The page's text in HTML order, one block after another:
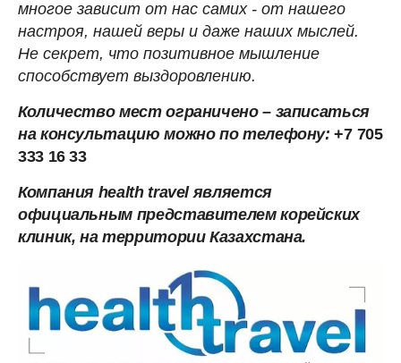
многое зависит от нас самих - от нашего
настроя, нашей веры и даже наших мыслей.
Не секрет, что позитивное мышление
способствует выздоровлению.
Количество мест ограничено – записаться
на консультацию можно по телефону:+7 705
333 16 33
Компания health travel является
официальным представителем корейских
клиник, на территории Казахстана.